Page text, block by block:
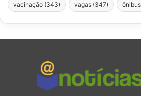
vacinação (343) vagas (347) ônibus